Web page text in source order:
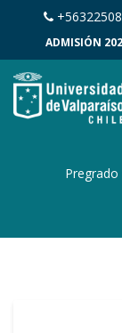
ADMISIÓN
Pregrado